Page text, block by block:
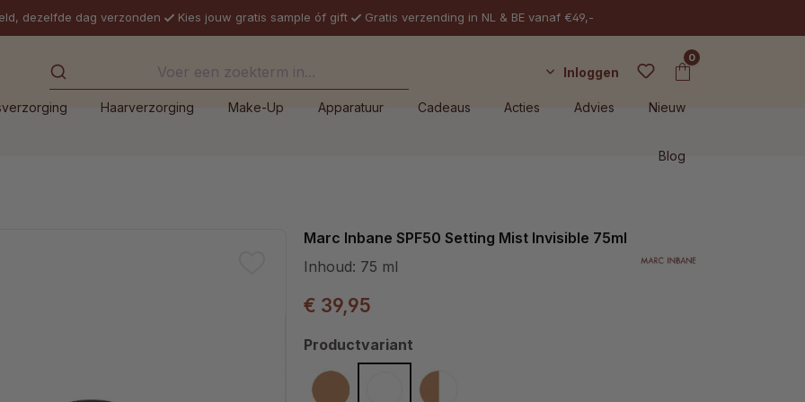
dezelfde dag verzonden Kies jouw gratis sample óf gift Gratis verzending in NL & BE vanaf €49,-
Inloggen
0
Haarverzorging Make-Up Apparatuur Cadeaus Acties Advies Nieuw
Blog
Marc Inbane SPF50 Setting Mist Invisible 75ml
Inhoud: 75 ml
€ 39,95
Selecteer
Productvariant